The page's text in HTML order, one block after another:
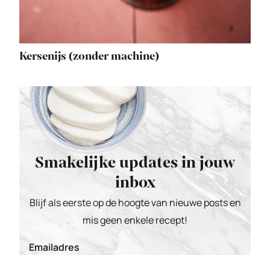
Kersenijs (zonder machine)
Smakelijke updates in jouw
inbox
Blijf als eerste op de hoogte van nieuwe posts en
mis geen enkele recept!
Emailadres